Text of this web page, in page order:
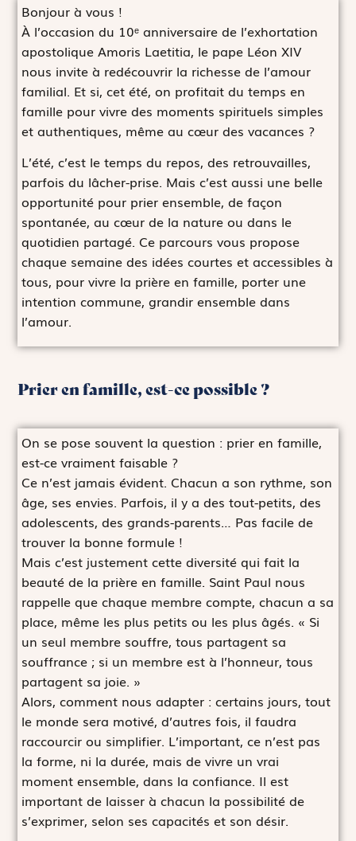
Bonjour à vous !
À l’occasion du 10ᵉ anniversaire de l’exhortation
apostolique Amoris Laetitia, le pape Léon XIV
nous invite à redécouvrir la richesse de l’amour
familial. Et si, cet été, on profitait du temps en
famille pour vivre des moments spirituels simples
et authentiques, même au cœur des vacances ?
L’été, c’est le temps du repos, des retrouvailles,
parfois du lâcher-prise. Mais c’est aussi une belle
opportunité pour prier ensemble, de façon
spontanée, au cœur de la nature ou dans le
quotidien partagé. Ce parcours vous propose
chaque semaine des idées courtes et accessibles à
tous, pour vivre la prière en famille, porter une
intention commune, grandir ensemble dans
l’amour.
Prier en famille, est-ce possible ?
On se pose souvent la question : prier en famille,
est-ce vraiment faisable ?
Ce n’est jamais évident. Chacun a son rythme, son
âge, ses envies. Parfois, il y a des tout-petits, des
adolescents, des grands-parents… Pas facile de
trouver la bonne formule !
Mais c’est justement cette diversité qui fait la
beauté de la prière en famille. Saint Paul nous
rappelle que chaque membre compte, chacun a sa
place, même les plus petits ou les plus âgés. « Si
un seul membre souffre, tous partagent sa
souffrance ; si un membre est à l’honneur, tous
partagent sa joie. »
Alors, comment nous adapter : certains jours, tout
le monde sera motivé, d’autres fois, il faudra
raccourcir ou simplifier. L’important, ce n’est pas
la forme, ni la durée, mais de vivre un vrai
moment ensemble, dans la confiance. Il est
important de laisser à chacun la possibilité de
s’exprimer, selon ses capacités et son désir.